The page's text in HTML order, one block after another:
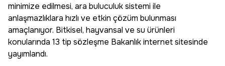
minimize edilmesi, ara buluculuk sistemi ile
anlaşmazlıklara hızlı ve etkin çözüm bulunması
amaçlanıyor. Bitkisel, hayvansal ve su ürünleri
konularında 13 tip sözleşme Bakanlık internet sitesinde
yayımlandı.